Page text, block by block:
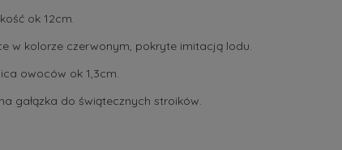
ok 12cm.
w kolorze czerwonym, pokryte imitacją lodu.
owoców ok 1,3cm.
gałązka do świątecznych stroików.